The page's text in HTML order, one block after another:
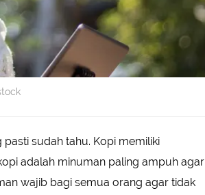
sudah tahu. Kopi memiliki
adalah minuman paling ampuh agar
wajib bagi semua orang agar tidak